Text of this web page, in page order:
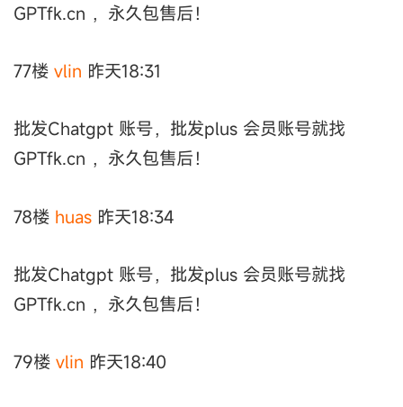
GPTfk.cn ，永久包售后！
77楼 vlin 昨天18:31
批发Chatgpt 账号，批发plus 会员账号就找
GPTfk.cn ，永久包售后！
78楼 huas 昨天18:34
批发Chatgpt 账号，批发plus 会员账号就找
GPTfk.cn ，永久包售后！
79楼 vlin 昨天18:40